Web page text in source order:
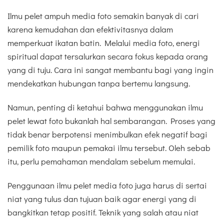
Ilmu pelet ampuh media foto semakin banyak di cari
karena kemudahan dan efektivitasnya dalam
memperkuat ikatan batin. Melalui media foto, energi
spiritual dapat tersalurkan secara fokus kepada orang
yang di tuju. Cara ini sangat membantu bagi yang ingin
mendekatkan hubungan tanpa bertemu langsung.
Namun, penting di ketahui bahwa menggunakan ilmu
pelet lewat foto bukanlah hal sembarangan. Proses yang
tidak benar berpotensi menimbulkan efek negatif bagi
pemilik foto maupun pemakai ilmu tersebut. Oleh sebab
itu, perlu pemahaman mendalam sebelum memulai.
Penggunaan ilmu pelet media foto juga harus di sertai
niat yang tulus dan tujuan baik agar energi yang di
bangkitkan tetap positif. Teknik yang salah atau niat